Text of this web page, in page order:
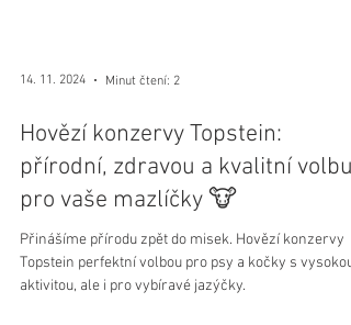
14. 11. 2024 Minut čtení: 2
Hovězí konzervy Topstein:
přírodní, zdravou a kvalitní volbu